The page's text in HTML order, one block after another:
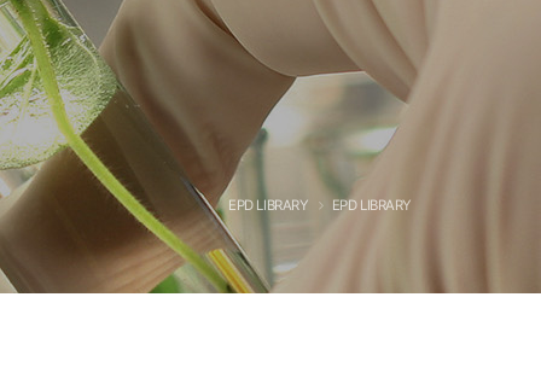
EPD LIBRARY EPD LIBRARY